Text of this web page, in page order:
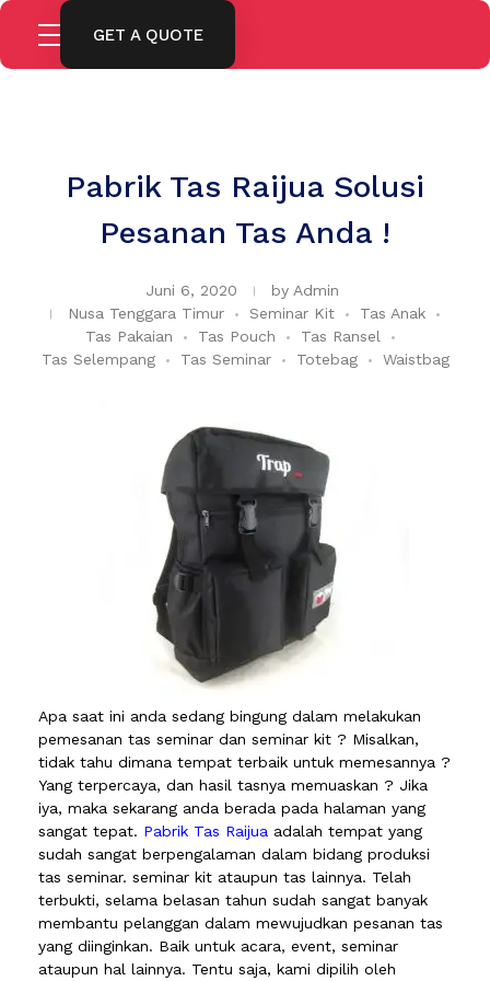
GET A QUOTE
Pabrik Tas Raijua Solusi
Pesanan Tas Anda !
Juni 6, 2020 by Admin
Nusa Tenggara Timur
Seminar Kit
Tas Anak
Tas Pakaian
Tas Pouch
Tas Ransel
Tas Selempang
Tas Seminar Totebag Waistbag
Apa saat ini anda sedang bingung dalam melakukan
pemesanan tas seminar dan seminar kit ? Misalkan,
tidak tahu dimana tempat terbaik untuk memesannya ?
Yang terpercaya, dan hasil tasnya memuaskan ? Jika
iya, maka sekarang anda berada pada halaman yang
sangat tepat. Pabrik Tas Raijua adalah tempat yang
sudah sangat berpengalaman dalam bidang produksi
tas seminar. seminar kit ataupun tas lainnya. Telah
terbukti, selama belasan tahun sudah sangat banyak
membantu pelanggan dalam mewujudkan pesanan tas
yang diinginkan. Baik untuk acara, event, seminar
ataupun hal lainnya. Tentu saja, kami dipilih oleh